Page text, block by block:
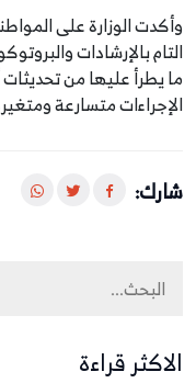
وأكدت الوزارة على
التام بالإرشادات
ما يطرأ عليها من تحديثات
الإجراءات متسارعة
شارك:
الاكثر قراءة